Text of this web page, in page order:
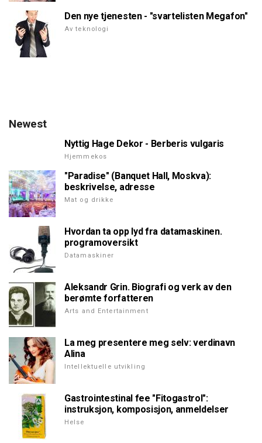
Den nye tjenesten - "svartelisten Megafon"
Av teknologi
Newest
Nyttig Hage Dekor - Berberis vulgaris
Hjemmekos
"Paradise" (Banquet Hall, Moskva):
beskrivelse, adresse
Mat og drikke
Hvordan ta opp lyd fra datamaskinen.
programoversikt
Datamaskiner
Aleksandr Grin. Biografi og verk av den
berømte forfatteren
Arts and Entertainment
La meg presentere meg selv: verdinavn
Alina
Intellektuelle utvikling
Gastrointestinal fee "Fitogastrol":
instruksjon, komposisjon, anmeldelser
Helse